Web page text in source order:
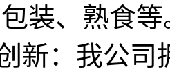
装、熟食等
新：我公